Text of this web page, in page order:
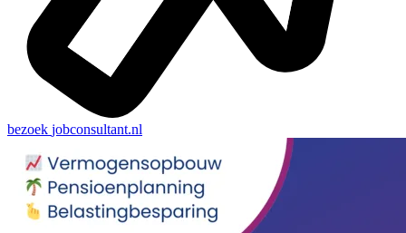
bezoek jobconsultant.nl